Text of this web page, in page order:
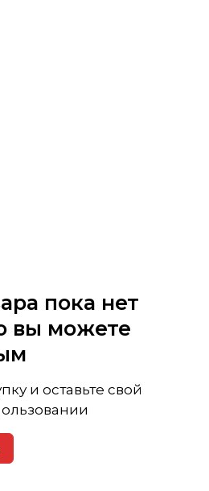
пока нет
вы можете
и оставьте свой